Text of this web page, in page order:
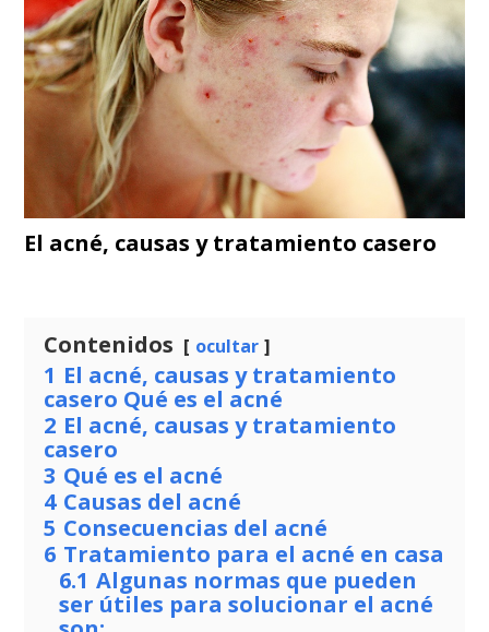
El acné, causas y tratamiento casero
Contenidos ocultar
1 El acné, causas y tratamiento
casero Qué es el acné
2 El acné, causas y tratamiento
casero
3 Qué es el acné
4 Causas del acné
5 Consecuencias del acné
6 Tratamiento para el acné en casa
6.1 Algunas normas que pueden
ser útiles para solucionar el acné